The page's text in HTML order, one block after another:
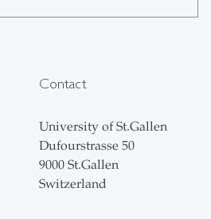
Contact
University of St.Gallen
Dufourstrasse 50
9000 St.Gallen
Switzerland